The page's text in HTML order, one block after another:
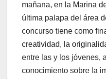
mañana, en la Marina
última palapa del área
concurso tiene como
creatividad, la
entre las y los jóvenes,
conocimiento sobre la